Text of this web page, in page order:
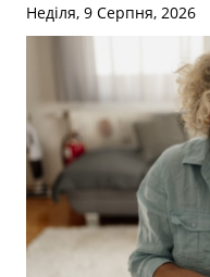
Неділя, 9 Серпня, 2026